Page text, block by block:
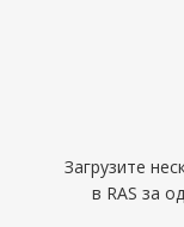
Загрузите
в RAS за